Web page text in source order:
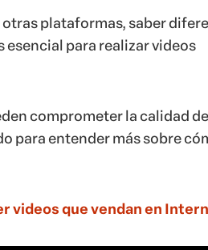
plataformas, saber
esencial para realizar videos
comprometer la calidad
para entender más sobre
videos que vendan en